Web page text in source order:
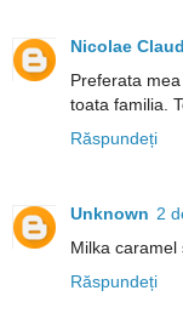
Nicolae
Preferata
toata familia.
Răspundeți
Unknown 2
Milka
Răspundeți